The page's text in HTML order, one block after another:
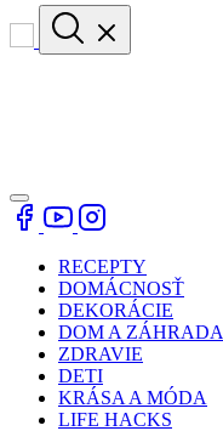
RECEPTY
DOMÁCNOSŤ
DEKORÁCIE
DOM A ZÁHRADA
ZDRAVIE
DETI
KRÁSA A MÓDA
LIFE HACKS